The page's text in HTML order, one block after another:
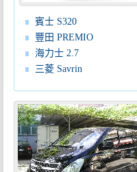
賓士 S320
豐田 PREMIO
海力士 2.7
三菱 Savrin